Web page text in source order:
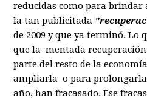
reducidas como para brindar
la tan publicitada
de 2009 y que ya terminó. Lo
que la mentada
parte del resto de la
ampliarla o para
año, han fracasado. Ese